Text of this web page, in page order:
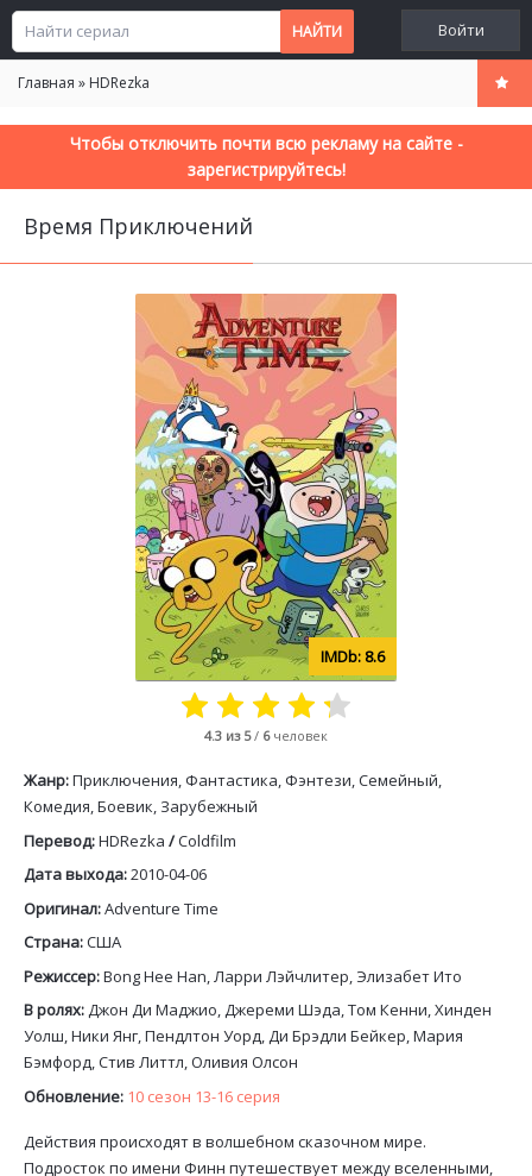
Войти
Главная » HDRezka
Чтобы отключить почти всю рекламу на сайте -
зарегистрируйтесь!
Время Приключений
8.6
4.3 из 5/ 6 человек
Жанр:Приключения, Фантастика, Фэнтези, Семейный,
Комедия, Боевик, Зарубежный
Перевод:HDRezka /Coldfilm
Дата выхода:2010-04-06
Оригинал:Adventure Time
Страна:США
Режиссер:Bong Hee Han, Ларри Лэйчлитер, Элизабет Ито
В ролях:Джон Ди Маджио, Джереми Шэда, Том Кенни, Хинден
Уолш, Ники Янг, Пендлтон Уорд, Ди Брэдли Бейкер, Мария
Бэмфорд, Стив Литтл, Оливия Олсон
Обновление: 10 сезон 13-16 серия
Действия происходят в волшебном сказочном мире.
Подросток по имени Финн путешествует между вселенными,